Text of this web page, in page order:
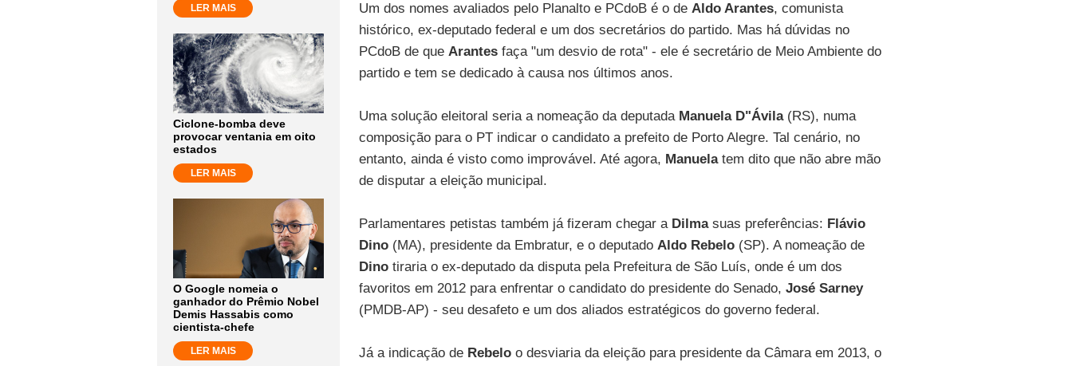
LER MAIS
Ciclone-bomba deve
provocar ventania em oito
estados
LER MAIS
O Google nomeia o
ganhador do Prêmio Nobel
Demis Hassabis como
cientista-chefe
LER MAIS
Um dos nomes avaliados pelo Planalto e PCdoB é o de Aldo Arantes, comunista
histórico, ex-deputado federal e um dos secretários do partido. Mas há dúvidas no
PCdoB de que Arantes faça "um desvio de rota" - ele é secretário de Meio Ambiente do
partido e tem se dedicado à causa nos últimos anos.
Uma solução eleitoral seria a nomeação da deputada Manuela D"Ávila(RS), numa
composição para o PT indicar o candidato a prefeito de Porto Alegre. Tal cenário, no
entanto, ainda é visto como improvável. Até agora, Manuela tem dito que não abre mão
de disputar a eleição municipal.
Parlamentares petistas também já fizeram chegar a Dilma suas preferências: Flávio
Dino(MA), presidente da Embratur, e o deputado Aldo Rebelo(SP). A nomeação de
Dino tiraria o ex-deputado da disputa pela Prefeitura de São Luís, onde é um dos
favoritos em 2012 para enfrentar o candidato do presidente do Senado, José Sarney
(PMDB-AP) - seu desafeto e um dos aliados estratégicos do governo federal.
Já a indicação de Rebelo o desviaria da eleição para presidente da Câmara em 2013, o